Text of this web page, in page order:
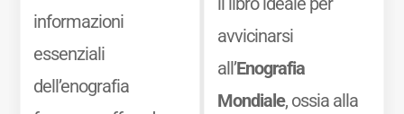
informazioni
essenziali
dell’enografia
avvicinarsi
all’Enografia
Mondiale, ossia alla